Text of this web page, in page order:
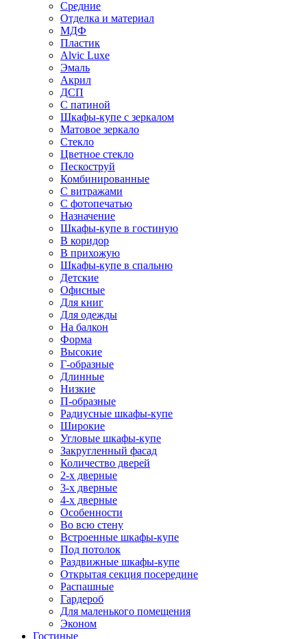
Средние
Отделка и материал
МДФ
Пластик
Alvic Luxe
Эмаль
Акрил
ДСП
С патиной
Шкафы-купе с зеркалом
Матовое зеркало
Стекло
Цветное стекло
Пескоструй
Комбинированные
С витражами
С фотопечатью
Назначение
Шкафы-купе в гостиную
В коридор
В прихожую
Шкафы-купе в спальню
Детские
Офисные
Для книг
Для одежды
На балкон
Форма
Высокие
Г-образные
Длинные
Низкие
П-образные
Радиусные шкафы-купе
Широкие
Угловые шкафы-купе
Закругленный фасад
Количество дверей
2-х дверные
3-х дверные
4-х дверные
Особенности
Во всю стену
Встроенные шкафы-купе
Под потолок
Раздвижные шкафы-купе
Открытая секция посередине
Распашные
Гардероб
Для маленького помещения
Эконом
Гостиные